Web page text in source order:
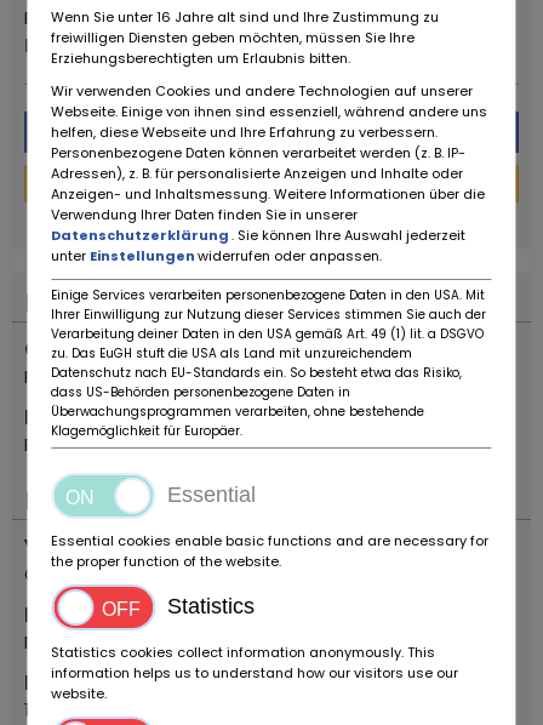
Ruote da Sogno
More from this dealer
Message
Financing Calculator
powered bytarifcheck
Location
Country
Italia
Location
Reggio Emilia
Important
Vehicle type
Classic Car
Make
Fiat
First registration year
1955
Wenn Sie unter 16 Jahre alt sind und Ihre Zustimmung zu
freiwilligen Diensten geben möchten, müssen Sie Ihre
Erziehungsberechtigten um Erlaubnis bitten.
Wir verwenden Cookies und andere Technologien auf unserer
Webseite. Einige von ihnen sind essenziell, während andere uns
helfen, diese Webseite und Ihre Erfahrung zu verbessern.
Personenbezogene Daten können verarbeitet werden (z. B. IP-
Adressen), z. B. für personalisierte Anzeigen und Inhalte oder
Anzeigen- und Inhaltsmessung. Weitere Informationen über die
Verwendung Ihrer Daten finden Sie in unserer
Datenschutzerklärung. Sie können Ihre Auswahl jederzeit
unter Einstellungenwiderrufen oder anpassen.
Einige Services verarbeiten personenbezogene Daten in den USA. Mit
Ihrer Einwilligung zur Nutzung dieser Services stimmen Sie auch der
Verarbeitung deiner Daten in den USA gemäß Art. 49 (1) lit. a DSGVO
zu. Das EuGH stuft die USA als Land mit unzureichendem
Datenschutz nach EU-Standards ein. So besteht etwa das Risiko,
dass US-Behörden personenbezogene Daten in
Überwachungsprogrammen verarbeiten, ohne bestehende
Klagemöglichkeit für Europäer.
Essential
Essential cookies enable basic functions and are necessary for
the proper function of the website.
Statistics
Statistics cookies collect information anonymously. This
information helps us to understand how our visitors use our
website.